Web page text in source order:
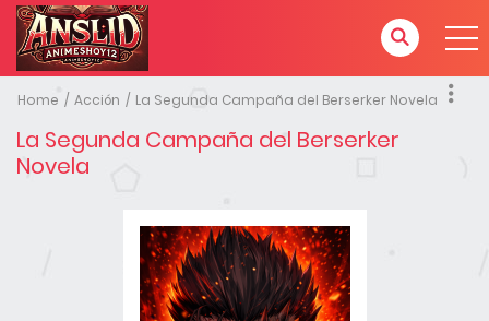
Home Acción La Segunda Campaña del Berserker Novela
La Segunda Campaña del Berserker
Novela